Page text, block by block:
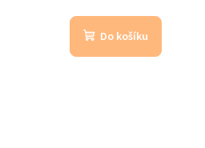
Do košíku